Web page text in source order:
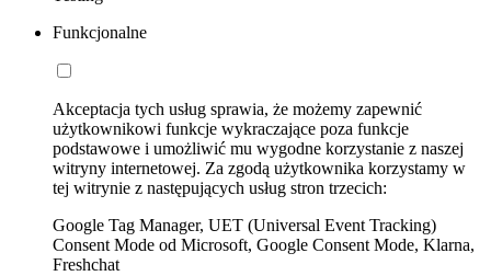
Funkcjonalne
Akceptacja tych usług sprawia, że możemy zapewnić
użytkownikowi funkcje wykraczające poza funkcje
podstawowe i umożliwić mu wygodne korzystanie z naszej
witryny internetowej. Za zgodą użytkownika korzystamy w
tej witrynie z następujących usług stron trzecich:
Google Tag Manager, UET (Universal Event Tracking)
Consent Mode od Microsoft, Google Consent Mode, Klarna,
Freshchat